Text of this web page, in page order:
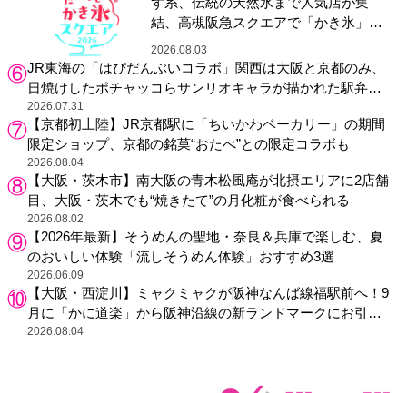
結、高槻阪急スクエアで「かき氷」祭
り
2026.08.03
JR東海の「はぴだんぶいコラボ」関西は大阪と京都のみ、
日焼けしたポチャッコらサンリオキャラが描かれた駅弁や
グッズが登場
2026.07.31
【京都初上陸】JR京都駅に「ちいかわベーカリー」の期間
限定ショップ、京都の銘菓“おたべ”との限定コラボも
2026.08.04
【大阪・茨木市】南大阪の青木松風庵が北摂エリアに2店舗
目、大阪・茨木でも“焼きたて”の月化粧が食べられる
2026.08.02
【2026年最新】そうめんの聖地・奈良＆兵庫で楽しむ、夏
のおいしい体験「流しそうめん体験」おすすめ3選
2026.06.09
【大阪・西淀川】ミャクミャクが阪神なんば線福駅前へ！9
月に「かに道楽」から阪神沿線の新ランドマークにお引っ
越し
2026.08.04